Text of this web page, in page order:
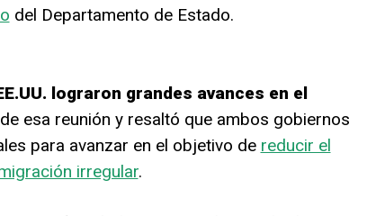
del Departamento de Estado.
lograron grandes avances en el
esa reunión y resaltó que ambos gobiernos
para avanzar en el objetivo de reducir el
irregular.